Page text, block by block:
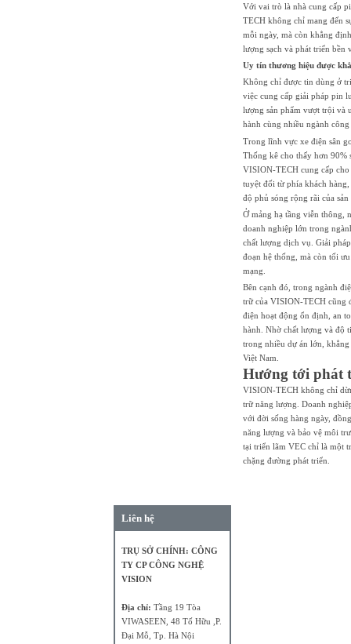
Với vai trò là nhà cung cấp
TECH không chỉ mang đến
mỗi ngày, mà còn khẳng
lượng sạch và phát triển bền
Uy tín thương hiệu được
Không chỉ được tin dùng ở
việc cung cấp giải pháp pin
lượng sản phẩm vượt trội và
hành cùng nhiều ngành
Trong lĩnh vực xe điện sân
Thống kê cho thấy hơn 90%
VISION-TECH cung cấp
tuyệt đối từ phía khách
độ phủ sóng rộng rãi của
Ở mảng hạ tầng viễn thông,
doanh nghiệp lớn trong
chất lượng dịch vụ. Giải
đoạn hệ thống, mà còn tối
mạng.
Bên cạnh đó, trong ngành
trữ của VISION-TECH cũng
điện hoạt động ổn định, an
hành. Nhờ chất lượng và độ
trong nhiều dự án lớn,
Việt Nam.
Hướng tới phát
VISION-TECH không chỉ
trữ năng lượng. Doanh
với đời sống hàng ngày,
năng lượng và bảo vệ môi
tại triển lãm VEC chỉ là một
chặng đường phát triển.
Liên hệ
TRỤ SỞ CHÍNH: CÔNG
TY CP CÔNG NGHỆ
VISION
Địa chỉ: Tầng 19 Tòa
VIWASEEN, 48 Tố Hữu ,P.
Đại Mỗ, Tp. Hà Nội